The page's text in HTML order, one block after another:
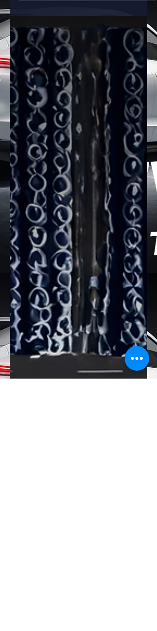
รุ่นนี้ออกแบบมาเพื่อทดแทน Aion Y Plus
ที่ยอดขายลดลงอย่างมาก N60 ผสม
ผสานรูปลักษณ์ของรถ SUV ขนาด
กะทัดรัดเข้ากับเทคโนโลยีขั้นสูง รวมถึง
เซ็นเซอร์ LiDAR และหน้าจอสัมผัสขนาด
15.6 นิ้ว ภายในได้รับการออกแบบอย่าง
เรียบง่าย พร้อมตัวเลือกสิ่งอำนวยความ
สะดวกต่างๆ เช่น เบาะนั่งปรับอุณหภูมิได้
(ร้อนและเย็น) เบาะนั่งผู้โดยสารด้านหน้า
แบบไร้แรงโน้มถ่วง และตู้เย็น N60 ขับ
เคลื่อนด้วยมอเตอร์ไฟฟ้า 165 กิโลวัตต์
และมีแบตเตอรี่ให้เลือก 3 แบบ ทำให้วิ่งได้
ไกลถึง 610 กิโลเมตรต่อการชาร์จหนึ่ง
ครั้ง อัตราเ